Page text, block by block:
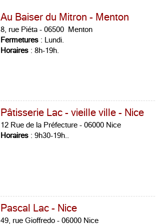
Au Baiser du Mitron - Menton
8, rue Piéta - 06500 Menton
Fermetures : Lundi.
Horaires : 8h-19h.
Pâtisserie Lac - vieille ville - Nice
12 Rue de la Préfecture - 06000 Nice
Horaires : 9h30-19h..
Pascal Lac - Nice
49, rue Gioffredo - 06000 Nice